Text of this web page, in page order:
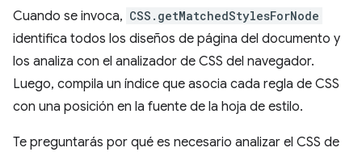
Cuando se invoca, CSS.getMatchedStylesForNode
identifica todos los diseños de página del documento y
los analiza con el analizador de CSS del navegador.
Luego, compila un índice que asocia cada regla de CSS
con una posición en la fuente de la hoja de estilo.
Te preguntarás por qué es necesario analizar el CSS de